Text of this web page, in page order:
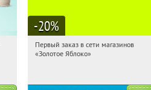
-20%
15:27:08
Получи первым!
Первый заказ в сети магазинов
«Золотое Яблоко»